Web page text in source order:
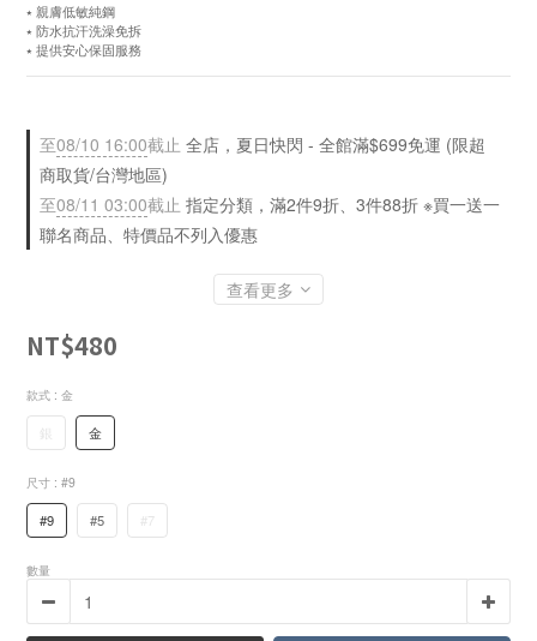
⭑ 親膚低敏純鋼
⭑ 防水抗汗洗澡免拆
⭑ 提供安心保固服務
至08/10 16:00截止 全店，夏日快閃 - 全館滿$699免運 (限超
商取貨/台灣地區)
至08/11 03:00截止 指定分類，滿2件9折、3件88折 ※買一送一
聯名商品、特價品不列入優惠
查看更多
NT$480
款式 : 金
銀 金
尺寸 : #9
#9 #5 #7
數量